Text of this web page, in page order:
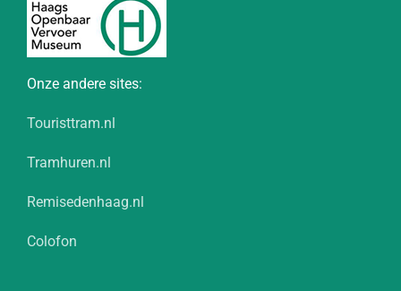
Onze andere sites:
Touristtram.nl
Tramhuren.nl
Remisedenhaag.nl
Colofon